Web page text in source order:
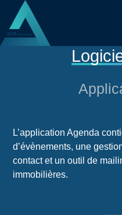
contenu
L’application Agenda
d’évènements, une
contact et un outil de
immobilières.